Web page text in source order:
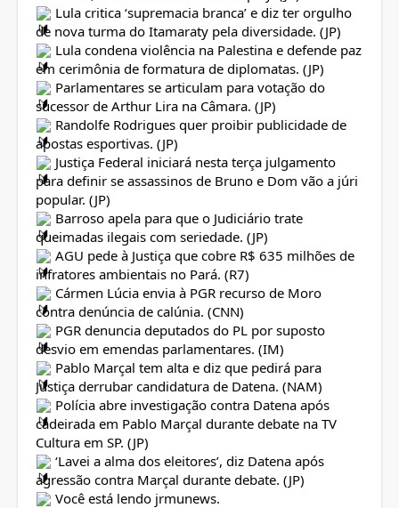
Lula critica ‘supremacia branca’ e diz ter orgulho
de nova turma do Itamaraty pela diversidade. (JP)
Lula condena violência na Palestina e defende paz
em cerimônia de formatura de diplomatas. (JP)
Parlamentares se articulam para votação do
sucessor de Arthur Lira na Câmara. (JP)
Randolfe Rodrigues quer proibir publicidade de
apostas esportivas. (JP)
Justiça Federal iniciará nesta terça julgamento
para definir se assassinos de Bruno e Dom vão a júri
popular. (JP)
Barroso apela para que o Judiciário trate
queimadas ilegais com seriedade. (JP)
AGU pede à Justiça que cobre R$ 635 milhões de
infratores ambientais no Pará. (R7)
Cármen Lúcia envia à PGR recurso de Moro
contra denúncia de calúnia. (CNN)
PGR denuncia deputados do PL por suposto
desvio em emendas parlamentares. (IM)
Pablo Marçal tem alta e diz que pedirá para
Justiça derrubar candidatura de Datena. (NAM)
Polícia abre investigação contra Datena após
cadeirada em Pablo Marçal durante debate na TV
Cultura em SP. (JP)
‘Lavei a alma dos eleitores’, diz Datena após
agressão contra Marçal durante debate. (JP)
Você está lendo jrmunews.